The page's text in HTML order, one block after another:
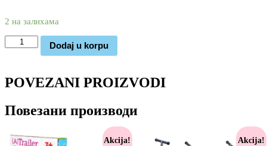
2 на залихама
Traktor
na
количина
Dodaj u korpu
POVEZANI PROIZVODI
Повезани производи
Akcija! Akcija!